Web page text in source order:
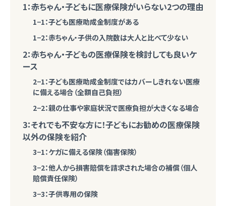
1：赤ちゃん・子どもに医療保険がいらない2つの理由
1−1：子ども医療助成金制度がある
1−2：赤ちゃん・子供の入院数は大人と比べて少ない
2：赤ちゃん・子どもの医療保険を検討しても良いケ
ース
2−1：子ども医療助成金制度ではカバーしきれない医療
に備える場合（全額自己負担）
2−2：親の仕事や家庭状況で医療負担が大きくなる場合
3：それでも不安な方に！子どもにお勧めの医療保険
以外の保険を紹介
3−1：ケガに備える保険（傷害保険）
3−2：他人から損害賠償を請求された場合の補償（個人
賠償責任保険）
3−3：子供専用の保険